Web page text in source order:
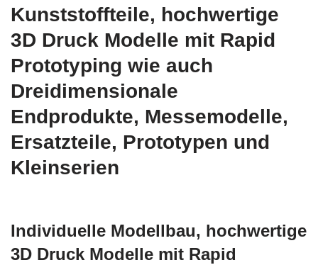
Kunststoffteile, hochwertige
3D Druck Modelle mit Rapid
Prototyping wie auch
Dreidimensionale
Endprodukte, Messemodelle,
Ersatzteile, Prototypen und
Kleinserien
Individuelle Modellbau, hochwertige
3D Druck Modelle mit Rapid